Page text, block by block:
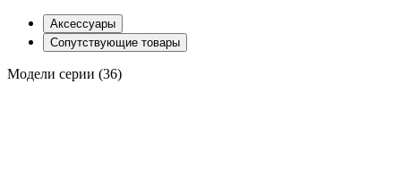
Аксессуары
Сопутствующие товары
Модели серии (36)